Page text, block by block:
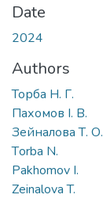
Date
2024
Authors
Торба Н. Г.
Пахомов І. В.
Зейналова Т. О.
Тorba N.
Pakhomov I.
Zeinalova T.